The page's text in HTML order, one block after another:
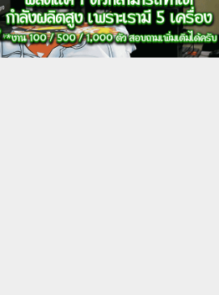
ซี” “ผลิตเสื้อราคาส่ง 9,000 ตัว” “รับ
งาน pantip” “ชุดนอนโรงงานราคาส่ง”